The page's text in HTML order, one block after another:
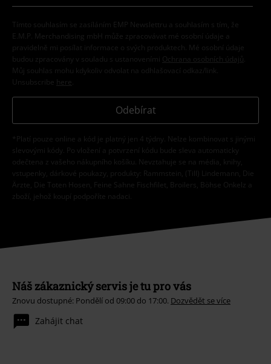
Tímto souhlasím se zasíláním EMP Newslettru a souhlasím s tím, že
E.M.P. Merchandising mbH může zpracovávat mé osobní údaje a
pravidelně mi posílat informace o svých produktech. Mé osobní údaje
budou zpracovány v souladu s ustanoveními
Ochrana osobních údajů
Můj souhlas mohu kdykoliv odvolat na odhlašovací odkaz/link.
Unsubscribe here
Odebírat
*Platí pouze online a kód je platný jen 4 týdny. Nelze kombinovat s jinými
slevovými kódy. Po vložení a potvrzení kódu bude sleva automaticky
odečtena z vašeho nákupního košíku. Nevztahuje se na média, knihy,
vstupenky, dárkové poukazy, produkty: Rammstein, (Till) Lindemann, Die
Ärzte, Die Toten Hosen, Feine Sahne Fischfilet, Broilers, Böhse Onkelz a
zboží, jehož koupí podpoříte nadaci.
Náš zákaznický servis je tu pro vás
Znovu dostupné: Pondělí od 09:00 do 17:00. Dozvědět se více
Zahájit chat